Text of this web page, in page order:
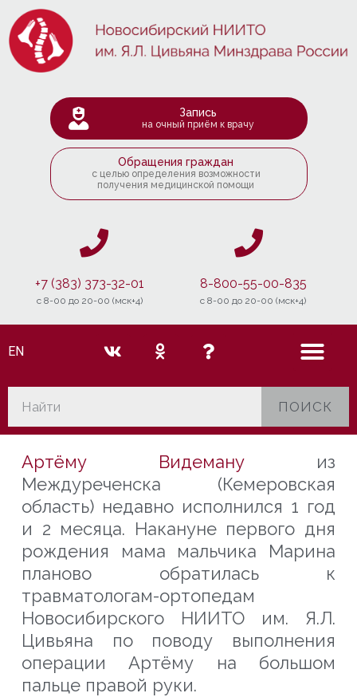
Запись
на очный приём к врачу
Обращения граждан
с целью определения возможности
получения медицинской помощи
+7 (383) 373-32-01
c 8-00 до 20-00 (мск+4)
8-800-55-00-835
c 8-00 до 20-00 (мск+4)
EN
ПОИСК
Артёму Видеману из
Междуреченска (Кемеровская
область) недавно исполнился 1 год
и 2 месяца. Накануне первого дня
рождения мама мальчика Марина
планово обратилась к
травматологам-ортопедам
Новосибирского НИИТО им. Я.Л.
Цивьяна по поводу выполнения
операции Артёму на большом
пальце правой руки.